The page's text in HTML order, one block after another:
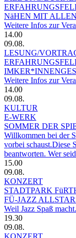
NäHEN MIT
Weitere Infos zur
14.00
09.08.
LESUNG/
Weitere Infos zur
14.00
09.08.
KULTUR
E-WERK
SOMMER DER
Willkommen bei der
vorbei schaust.Diese
beantworten. Wer
15.00
09.08.
KONZERT
STADTPARK
FÜ-JAZZ
Weil Jazz Spaß
19.30
09.08.
KONZERT